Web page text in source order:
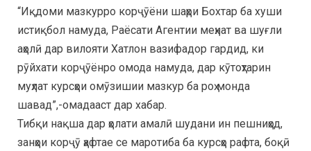
“Иқдоми мазкурро корҷӯёни шаҳри Бохтар ба хуши
истиқбол намуда, Раёсати Агентии меҳнат ва шуғли
аҳолӣ дар вилояти Хатлон вазифадор гардид, ки
рӯйхати корҷӯёнро омода намуда, дар кӯтоҳтарин
муҳлат курсҳои омӯзишии мазкур ба роҳ монда
шавад”,-омадааст дар хабар.
Тибқи нақша дар ҳолати амалӣ шудани ин пешниҳод,
занҳои корҷӯ ҳафтае се маротиба ба курсҳо рафта, боқӣ